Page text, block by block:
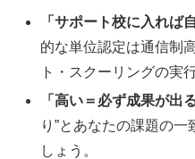
「サポート校に入れば
的な単位認定は通信制
ト・スクーリングの実
「高い＝必ず成果が出る
り”とあなたの課題の
しょう。